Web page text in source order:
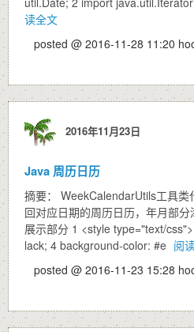
读全文
posted @ 2016-11-28 11:20
2016年11月23日
Java 周历日历
摘要： WeekCalendarUtils工具
回对应日期的周历日历，年月部
展示部分 1 <style type="text/
lack; 4 background-color: #e 阅
posted @ 2016-11-23 15:28